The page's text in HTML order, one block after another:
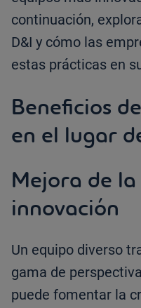
continuación,
D&I y cómo las
estas prácticas en
Beneficios
en el lugar
Mejora de
innovación
Un equipo diverso
gama de
puede fomentar la